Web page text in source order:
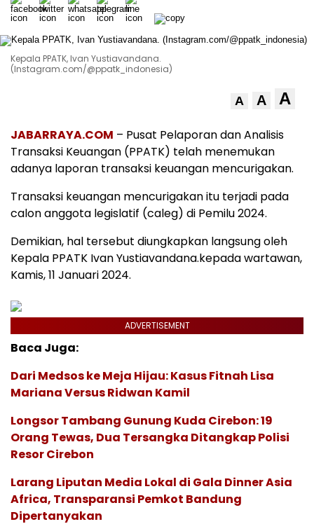
Kepala PPATK, Ivan Yustiavandana.
(Instagram.com/@ppatk_indonesia)
A A A
JABARRAYA.COM – Pusat Pelaporan dan Analisis
Transaksi Keuangan (PPATK) telah menemukan
adanya laporan transaksi keuangan mencurigakan.
Transaksi keuangan mencurigakan itu terjadi pada
calon anggota legislatif (caleg) di Pemilu 2024.
Demikian, hal tersebut diungkapkan langsung oleh
Kepala PPATK Ivan Yustiavandana.kepada wartawan,
Kamis, 11 Januari 2024.
ADVERTISEMENT
Baca Juga:
Dari Medsos ke Meja Hijau: Kasus Fitnah Lisa
Mariana Versus Ridwan Kamil
Longsor Tambang Gunung Kuda Cirebon: 19
Orang Tewas, Dua Tersangka Ditangkap Polisi
Resor Cirebon
Larang Liputan Media Lokal di Gala Dinner Asia
Africa, Transparansi Pemkot Bandung
Dipertanyakan